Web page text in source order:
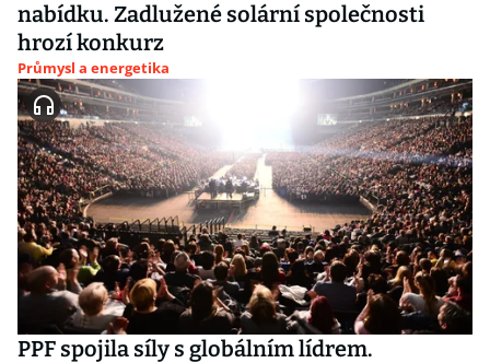
nabídku. Zadlužené solární společnosti
hrozí konkurz
Průmysl a energetika
PPF spojila síly s globálním lídrem.